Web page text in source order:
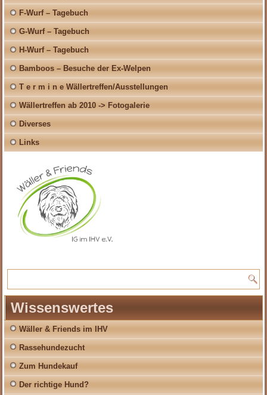
F-Wurf – Tagebuch
G-Wurf – Tagebuch
H-Wurf – Tagebuch
Bamboos – Besuche der Ex-Welpen
T e r m i n e Wällertreffen/Ausstellungen
Wällertreffen ab 2010 -> Fotogalerie
Diverses
Links
Wissenswertes
Wäller & Friends im IHV
Rassehundezucht
Zum Hundekauf
Der richtige Hund?